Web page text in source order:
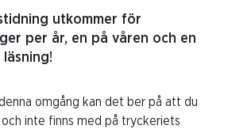
utkommer för
per år, en på våren och en
omgång kan det ber på att du
inte finns med på tryckeriets